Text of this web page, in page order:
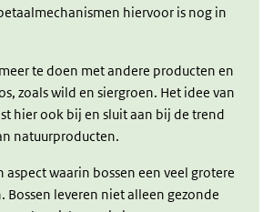
hiervoor is nog in
te doen met andere producten en
zoals wild en siergroen. Het idee van
hier ook bij en sluit aan bij de trend
natuurproducten.
aspect waarin bossen een veel grotere
Bossen leveren niet alleen gezonde